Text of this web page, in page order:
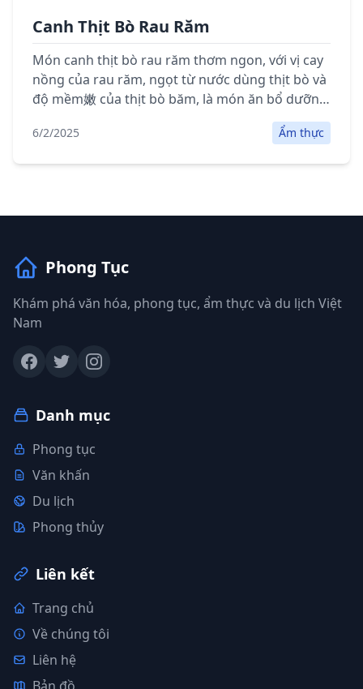
Canh Thịt Bò Rau Răm
Món canh thịt bò rau răm thơm ngon, với vị cay
nồng của rau răm, ngọt từ nước dùng thịt bò và
độ mềm嫩 của thịt bò băm, là món ăn bổ dưỡng
6/2/2025 Ẩm thực
Phong Tục
Khám phá văn hóa, phong tục, ẩm thực và du lịch Việt
Nam
Danh mục
Phong tục
Văn khấn
Du lịch
Phong thủy
Liên kết
Trang chủ
Về chúng tôi
Liên hệ